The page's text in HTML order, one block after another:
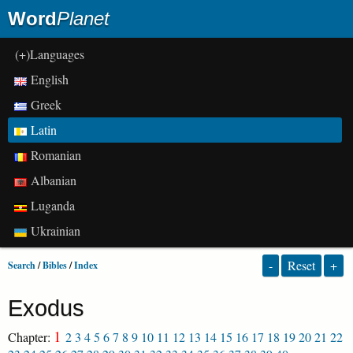
WordPlanet
(+)Languages
English
Greek
Latin
Romanian
Albanian
Luganda
Ukrainian
Search/Bibles/Index - Reset +
Exodus
Chapter: 1 23 45 67 8 9 10 11 12 13 14 15 16 17 18 192021 22